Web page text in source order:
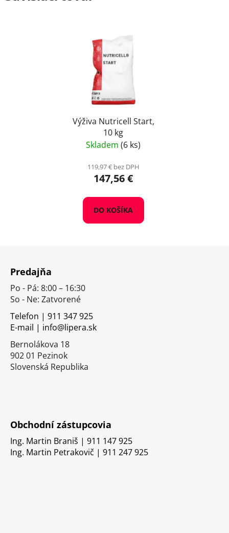
Výživa Nutricell Start,
10 kg
Skladem (6 ks)
119,97 € bez DPH
147,56 €
DO KOŠÍKA
Predajňa
Po - Pá: 8:00 – 16:30
So - Ne: Zatvorené
Telefon | 911 347 925
E-mail | info@lipera.sk
Bernolákova 18
902 01 Pezinok
Slovenská Republika
Obchodní zástupcovia
Ing. Martin Braniš | 911 147 925
Ing. Martin Petrakovič | 911 247 925